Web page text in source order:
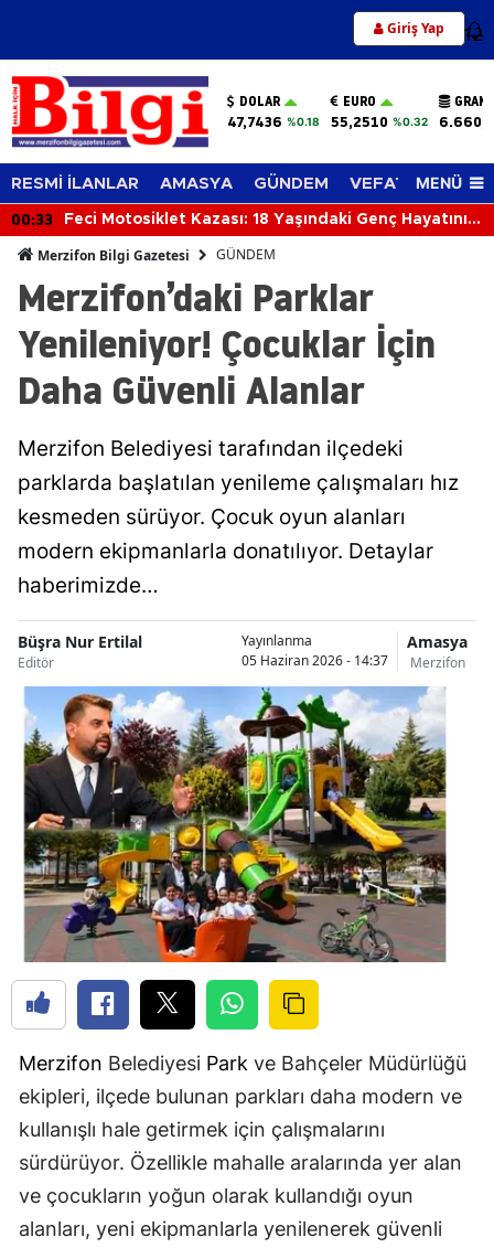
Giriş Yap 12
DOLAR
47,7436 %0.18
EURO
55,2510 %0.32
RESMİ İLANLAR AMASYA GÜNDEM VEFAT EDENLER
MENÜ
00:33
Feci Motosiklet Kazası: 18 Yaşındaki Genç Hayatını
Merzifon Bilgi Gazetesi GÜNDEM
Merzifon’daki Parklar
Yenileniyor! Çocuklar İçin
Daha Güvenli Alanlar
Merzifon Belediyesi tarafından ilçedeki
parklarda başlatılan yenileme çalışmaları hız
kesmeden sürüyor. Çocuk oyun alanları
modern ekipmanlarla donatılıyor. Detaylar
haberimizde…
Büşra Nur Ertilal
Editör
Yayınlanma
05 Haziran 2026 - 14:37
Amasya
Merzifon
Merzifon Belediyesi Park ve Bahçeler Müdürlüğü
ekipleri, ilçede bulunan parkları daha modern ve
kullanışlı hale getirmek için çalışmalarını
sürdürüyor. Özellikle mahalle aralarında yer alan
ve çocukların yoğun olarak kullandığı oyun
alanları, yeni ekipmanlarla yenilenerek güvenli